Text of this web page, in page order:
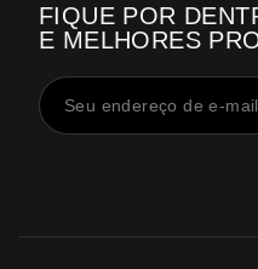
FIQUE POR
E MELHORES